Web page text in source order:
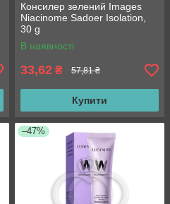
Консилер зелений Images
Niacinome Sadoer Isolation,
30 g
В наявності
33,62 ₴ 57,81 ₴
Купити
–47%